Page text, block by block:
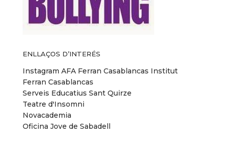
ENLLAÇOS D’INTERÉS
Instagram AFA Ferran Casablancas Institut
Ferran Casablancas
Serveis Educatius Sant Quirze
Teatre d'Insomni
Novacademia
Oficina Jove de Sabadell